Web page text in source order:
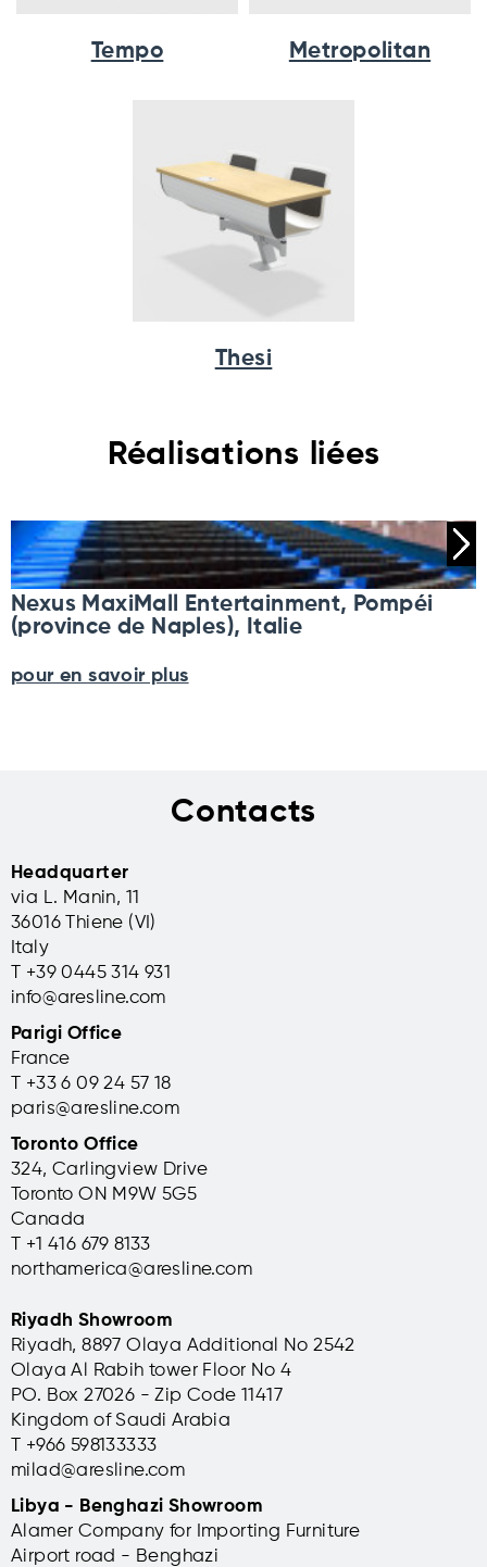
Tempo Metropolitan
Thesi
Réalisations liées
Nexus MaxiMall Entertainment, Pompéi
(province de Naples), Italie
pour en savoir plus
Contacts
Headquarter
via L. Manin, 11
36016 Thiene (VI)
Italy
T +39 0445 314 931
info@aresline.com
Parigi Office
France
T +33 6 09 24 57 18
paris@aresline.com
Toronto Office
324, Carlingview Drive
Toronto ON M9W 5G5
Canada
T +1 416 679 8133
northamerica@aresline.com
Riyadh Showroom
Riyadh, 8897 Olaya Additional No 2542
Olaya Al Rabih tower Floor No 4
PO. Box 27026 - Zip Code 11417
Kingdom of Saudi Arabia
T +966 598133333
milad@aresline.com
Libya - Benghazi Showroom
Alamer Company for Importing Furniture
Airport road - Benghazi